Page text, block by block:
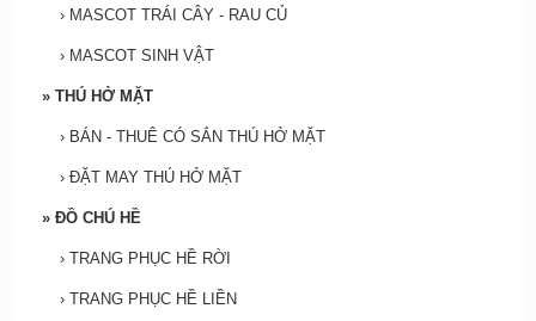
› MASCOT TRÁI CÂY - RAU CỦ
› MASCOT SINH VẬT
» THÚ HỞ MẶT
› BÁN - THUÊ CÓ SẮN THÚ HỞ MẶT
› ĐẶT MAY THÚ HỞ MẶT
» ĐỒ CHÚ HỀ
› TRANG PHỤC HỀ RỜI
› TRANG PHỤC HỀ LIỀN